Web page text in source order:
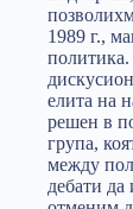
1989 г.,
политика.
елита на
решен в
група,
между
дебати